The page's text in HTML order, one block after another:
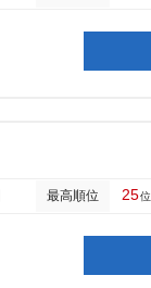
最高順位 25位